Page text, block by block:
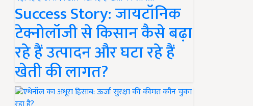
Success Story: जायटॉनिक
टेक्नोलॉजी से किसान कैसे बढ़ा
रहे हैं उत्पादन और घटा रहे हैं
खेती की लागत?